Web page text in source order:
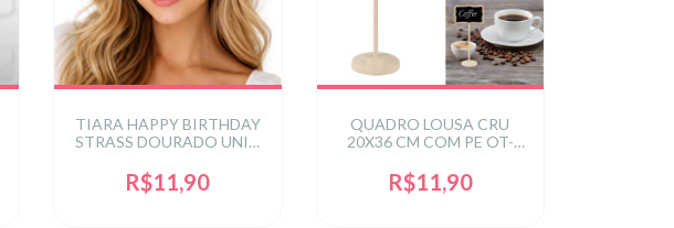
TIARA HAPPY BIRTHDAY
STRASS DOURADO UNIT
R$11,90
QUADRO LOUSA CRU
20X36 CM COM PE OT-
R$11,90